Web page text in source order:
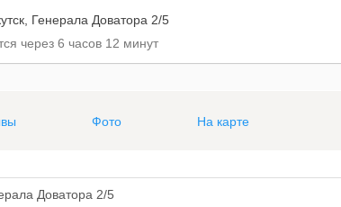
Генерала Доватора 2/5
через 6 часов 12 минут
Фото На карте
Доватора 2/5